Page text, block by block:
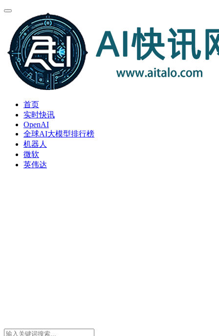
首页
实时快讯
OpenAI
全球AI大模型排行榜
机器人
微软
英伟达